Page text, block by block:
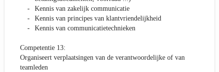
Kennis van zakelijk communicatie
Kennis van principes van klantvriendelijkheid
Kennis van communicatietechnieken
Competentie 13:
Organiseert verplaatsingen van de verantwoordelijke of van
teamleden